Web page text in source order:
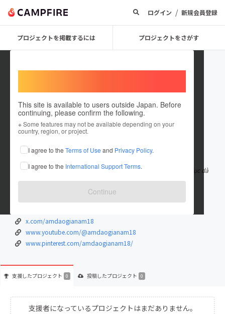
ログイン / 新規会員登録
プロジェクトを掲載するには プロジェクトをさがす
This site is available to users outside Japan. Before
continuing, please confirm the following.
※ Some features may not be available depending on your
country, region, or project.
I agree to the Terms of Use and Privacy Policy.
I agree to the International Support Terms.
Continue
amdaogianam18
在住国：ベトナム
出身国：ベトナム
Âm đạo giả Nấm 18 chính hãng khám phá thế giới đồ chơi tình dục dà
nh cho nam giới với chất もっと見る
x.com/amdaogianam18
www.youtube.com/@amdaogianam18
www.pinterest.com/amdaogianam18/
支援したプロジェクト 0 投稿したプロジェクト 0
支援者になっているプロジェクトはまだありません。